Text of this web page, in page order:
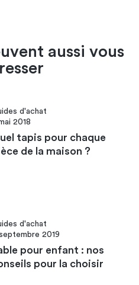
aussi vous
d'achat
2018
tapis pour chaque
de la maison ?
d'achat
2019
pour enfant : nos
pour la choisir